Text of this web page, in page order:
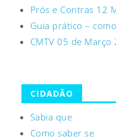
Prós e Contras 12
Guia prático –
CMTV 05 de Março
CIDADÃO
Sabia que
Como saber se